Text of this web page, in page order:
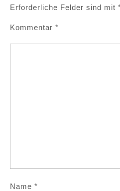
Erforderliche Felder sind mit
Kommentar *
Name *